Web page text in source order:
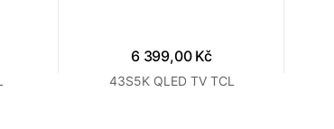
6 399,00 Kč
43S5K QLED TV TCL